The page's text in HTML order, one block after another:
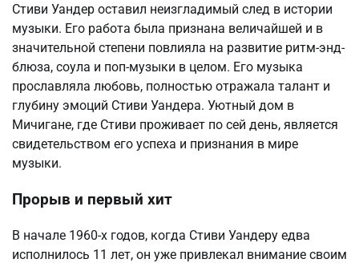
Стиви Уандер оставил неизгладимый след в истории
музыки. Его работа была признана величайшей и в
значительной степени повлияла на развитие ритм-энд-
блюза, соула и поп-музыки в целом. Его музыка
прославляла любовь, полностью отражала талант и
глубину эмоций Стиви Уандера. Уютный дом в
Мичигане, где Стиви проживает по сей день, является
свидетельством его успеха и признания в мире
музыки.
Прорыв и первый хит
В начале 1960-х годов, когда Стиви Уандеру едва
исполнилось 11 лет, он уже привлекал внимание своим